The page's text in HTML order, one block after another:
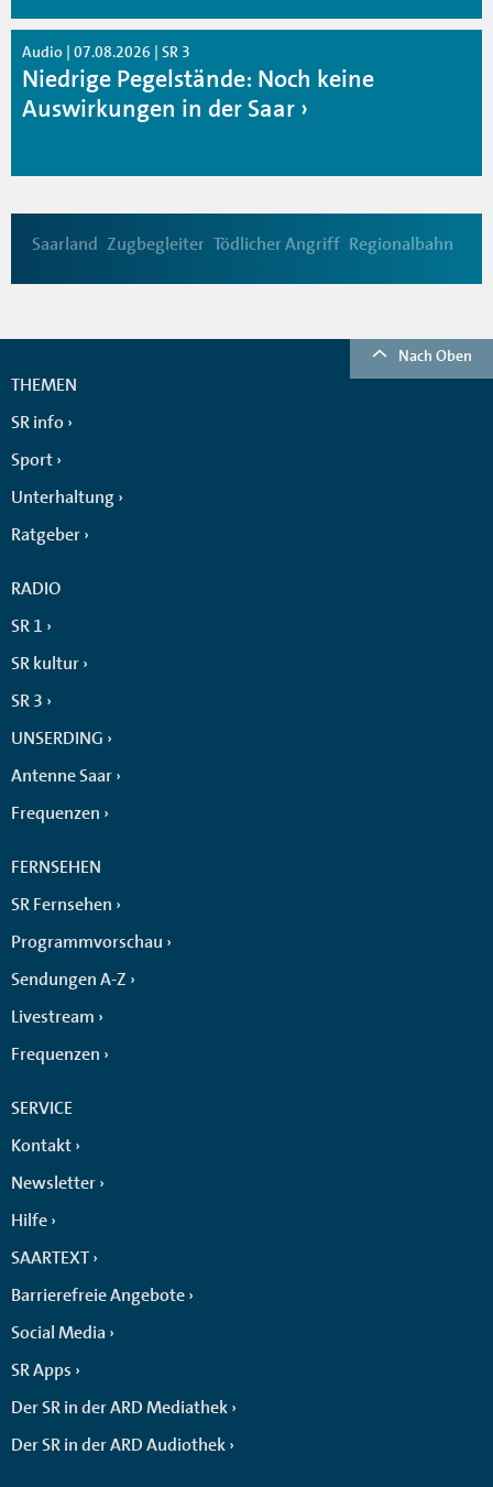
Audio | 07.08.2026 | SR 3
Niedrige Pegelstände: Noch keine
Auswirkungen in der Saar
Saarland Zugbegleiter Tödlicher Angriff Regionalbahn
Nach Oben
THEMEN
SR info
Sport
Unterhaltung
Ratgeber
RADIO
SR 1
SR kultur
SR 3
UNSERDING
Antenne Saar
Frequenzen
FERNSEHEN
SR Fernsehen
Programmvorschau
Sendungen A-Z
Livestream
Frequenzen
SERVICE
Kontakt
Newsletter
Hilfe
SAARTEXT
Barrierefreie Angebote
Social Media
SR Apps
Der SR in der ARD Mediathek
Der SR in der ARD Audiothek